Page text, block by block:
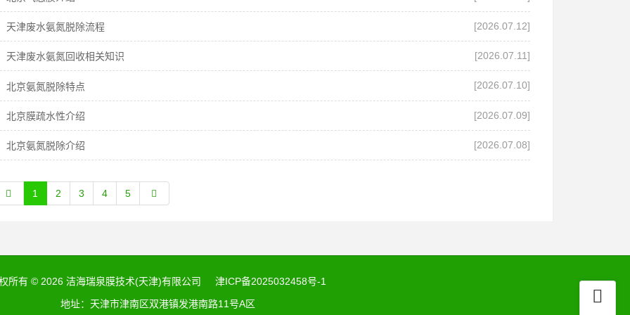
天津废水氨氮脱除流程 [2026.07.12]
天津废水氨氮回收相关知识 [2026.07.11]
北京氨氮脱除特点 [2026.07.10]
北京膜疏水性介绍 [2026.07.09]
北京氨氮脱除介绍 [2026.07.08]
1 2 3 4 5
所有 © 2026 洁海瑞泉膜技术(天津)有限公司
津ICP备2025032458号-1
地址：天津市津南区双港镇发港南路11号A区